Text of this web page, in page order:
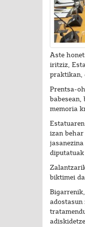
Aste
iritziz,
praktikan,
Prentsa-
memoria
izan
biktimei